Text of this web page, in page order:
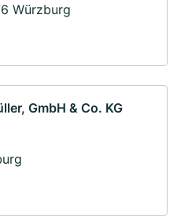
· Gutachter
Würzburg
GmbH & Co. KG